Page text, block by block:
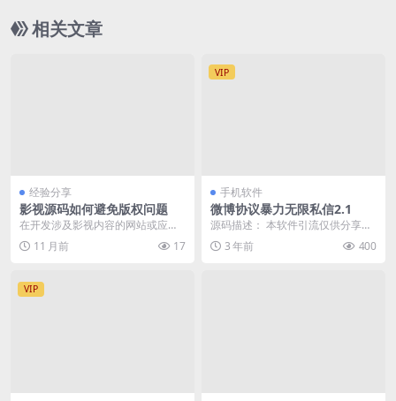
相关文章
经验分享
影视源码如何避免版权问题
在开发涉及影视内容的网站或应用
时，使用源码是常见的做法。然
而，未经授权使用影视源...
11 月前 17
VIP
手机软件
微博协议暴力无限私信2.1
源码描述： 本软件引流仅供分享揭
秘 完全免费,禁止倒卖 请勿用于非
法操作,一切后...
3 年前 400
VIP